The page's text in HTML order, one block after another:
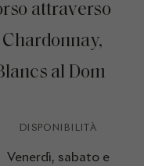
attraverso
al Dom
DISPONIBILITÀ
Venerdì, sabato e